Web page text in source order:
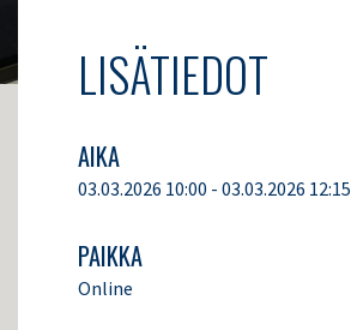
LISÄTIEDOT
AIKA
03.03.2026 10:00 - 03.03.2026 12:15
PAIKKA
Online